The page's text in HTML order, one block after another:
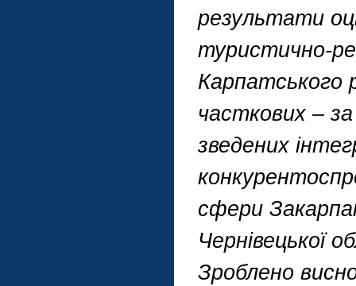
результати
туристично-
Карпатського
часткових –
зведених
сфери
Чернівецької
Зроблено